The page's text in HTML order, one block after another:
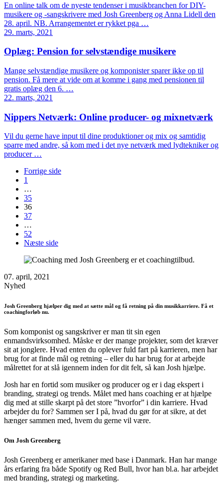
En online talk om de nyeste tendenser i musikbranchen for DIY-
musikere og -sangskrivere med Josh Greenberg og Anna Lidell den
28. april. NB. Arrangementet er rykket pga …
29. marts, 2021
Oplæg: Pension for selvstændige musikere
Mange selvstændige musikere og komponister sparer ikke op til
pension. Få mere at vide om at komme i gang med pensionen til
gratis oplæg den 6. …
22. marts, 2021
Nippers Netværk: Online producer- og mixnetværk
Vil du gerne have input til dine produktioner og mix og samtidig
sparre med andre, så kom med i det nye netværk med lydtekniker og
producer …
Forrige side
1
…
35
36
37
…
52
Næste side
07. april, 2021
Nyhed
Josh Greenberg hjælper dig med at sætte mål og få retning på din musikkarriere. Få et
coachingforløb nu.
Som komponist og sangskriver er man tit sin egen
enmandsvirksomhed. Måske er der mange projekter, som det kræver
sit at jonglere. Hvad enten du oplever fuld fart på karrieren, men har
brug for at finde mål og retning – eller du har brug for at arbejde
målrettet for at slå igennem inden for dit felt, så kan Josh hjælpe.
Josh har en fortid som musiker og producer og er i dag ekspert i
branding, strategi og trends. Målet med hans coaching er at hjælpe
dig med at stille skarpt på det store ”hvorfor” i din karriere. Hvad
arbejder du for? Sammen ser I på, hvad du gør for at sikre, at det
hænger sammen med, hvem du gerne vil være.
Om Josh Greenberg
Josh Greenberg er amerikaner med base i Danmark. Han har mange
års erfaring fra både Spotify og Red Bull, hvor han bl.a. har arbejdet
med branding, strategi og marketing.